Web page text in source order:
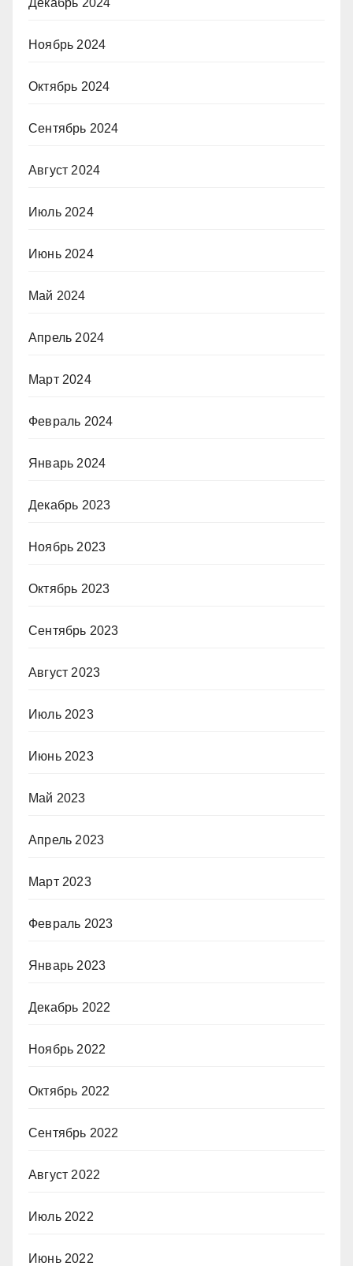
Декабрь 2024
Ноябрь 2024
Октябрь 2024
Сентябрь 2024
Август 2024
Июль 2024
Июнь 2024
Май 2024
Апрель 2024
Март 2024
Февраль 2024
Январь 2024
Декабрь 2023
Ноябрь 2023
Октябрь 2023
Сентябрь 2023
Август 2023
Июль 2023
Июнь 2023
Май 2023
Апрель 2023
Март 2023
Февраль 2023
Январь 2023
Декабрь 2022
Ноябрь 2022
Октябрь 2022
Сентябрь 2022
Август 2022
Июль 2022
Июнь 2022